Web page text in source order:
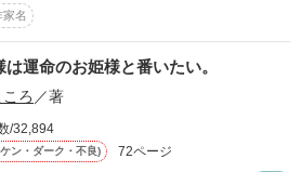
家名
は運命のお姫様と番いたい。
ろ ／著
/32,894
ン・ダーク・不良) 72ページ